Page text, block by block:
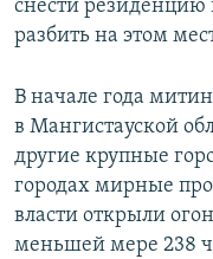
снести
разбить на этом
В начале года
в Мангистауской
другие крупные
городах мирные
власти открыли
меньшей мере 238